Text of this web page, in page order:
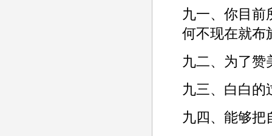
九一、你目前
何不现在就布
九二、为了赞
九三、白白的
九四、能够把